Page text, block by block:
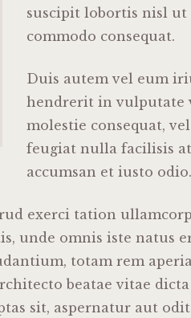
suscipit lobortis nisl ut
commodo consequat.
Duis autem vel eum
hendrerit in vulputate
molestie consequat,
feugiat nulla facilisis
accumsan et iusto odio.
exerci tation
unde omnis iste natus
totam rem
beatae vitae
sit, aspernatur aut